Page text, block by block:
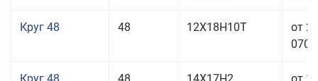
Круг 48 48 12Х18Н10Т
от